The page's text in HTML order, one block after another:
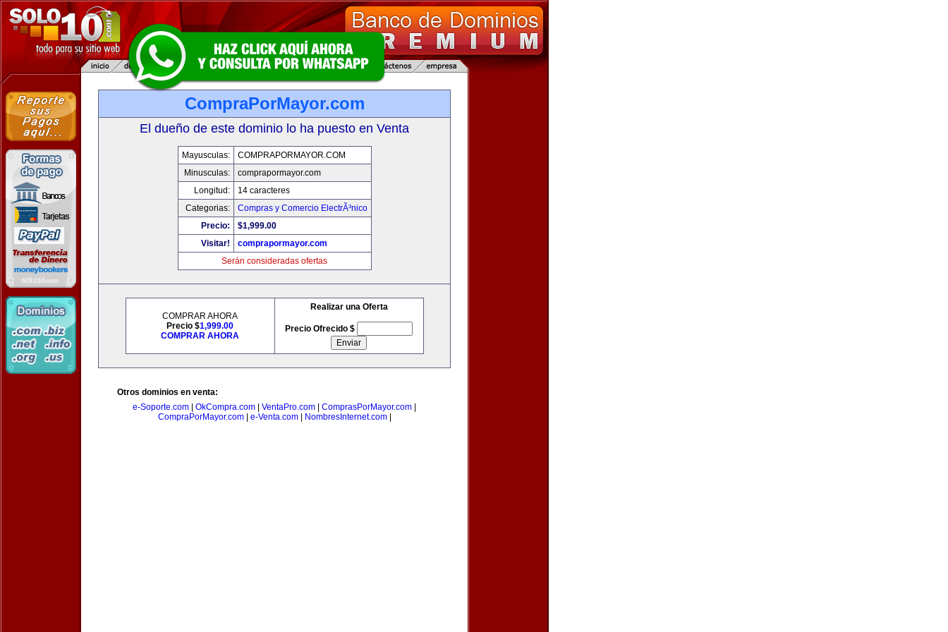
CompraPorMayor.com
El dueño de este dominio lo ha puesto en Venta
Mayusculas:
COMPRAPORMAYOR.COM
Minusculas:
comprapormayor.com
Longitud:
14 caracteres
Categorias:
Compras y Comercio ElectrÃ³nico
Precio:
$1,999.00
Visitar!
comprapormayor.com
Serán consideradas ofertas
COMPRAR AHORA
Precio $1,999.00
COMPRAR AHORA
Realizar una Oferta
Precio Ofrecido $
Otros dominios en venta:
e-Soporte.com
OkCompra.com VentaPro.com ComprasPorMayor.com
CompraPorMayor.com| e-Venta.com| NombresInternet.com|